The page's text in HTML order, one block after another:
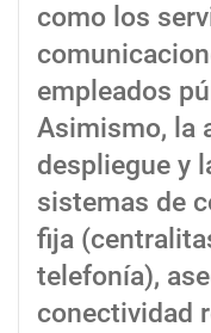
como los
empleados
Asimismo, la
despliegue y
sistemas de
fija
telefonía),
conectividad